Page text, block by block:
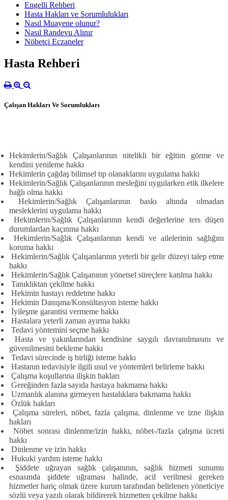
Engelli Rehberi
Hasta Hakları ve Sorumlulukları
Nasıl Muayene olunur?
Nasıl Randevu Alınır
Nöbetçi Eczaneler
Hasta Rehberi
Çalışan Hakları Ve Sorumlukları
Hekimlerin/Sağlık Çalışanlarının nitelikli bir eğitim görme ve
kendini yenileme hakkı
Hekimlerin çağdaş bilimsel tıp olanaklarını uygulama hakkı
Hekimlerin/Sağlık Çalışanlarının mesleğini uygularken etik ilkelere
bağlı olma hakkı
Hekimlerin/Sağlık Çalışanlarının baskı altında olmadan
mesleklerini uygulama hakkı
Hekimlerin/Sağlık Çalışanlarının kendi değerlerine ters düşen
durumlardan kaçınma hakkı
Hekimlerin/Sağlık Çalışanlarının kendi ve ailelerinin sağlığını
koruma hakkı
Hekimlerin/Sağlık Çalışanlarının yeterli bir gelir düzeyi talep etme
hakkı
Hekimlerin/Sağlık Çalışanının yönetsel süreçlere katılma hakkı
Tanıklıktan çekilme hakkı
Hekimin hastayı reddetme hakkı
Hekimin Danışma/Konsültasyon isteme hakkı
İyileşme garantisi vermeme hakkı
Hastalara yeterli zaman ayırma hakkı
Tedavi yöntemini seçme hakkı
Hasta ve yakınlarından kendisine saygılı davranılmasını ve
güvenilmesini bekleme hakkı
Tedavi sürecinde iş birliği isteme hakkı
Hastanın tedavisiyle ilgili usul ve yöntemleri belirleme hakkı
Çalışma koşullarına ilişkin hakları
Gereğinden fazla sayıda hastaya bakmama hakkı
Uzmanlık alanına girmeyen hastalıklara bakmama hakkı
Özlük hakları
Çalışma süreleri, nöbet, fazla çalışma, dinlenme ve izne ilişkin
hakları
Nöbet sonrası dinlenme/izin hakkı, nöbet-/fazla çalışma ücreti
hakkı
Dinlenme ve izin hakkı
Hukuki yardım isteme hakkı
Şiddete uğrayan sağlık çalışanının, sağlık hizmeti sunumu
esnasında şiddete uğraması halinde, acil verilmesi gereken
hizmetler hariç olmak üzere kurum tarafından belirlenen yöneticiye
sözlü veya yazılı olarak bildirerek hizmetten çekilme hakkı